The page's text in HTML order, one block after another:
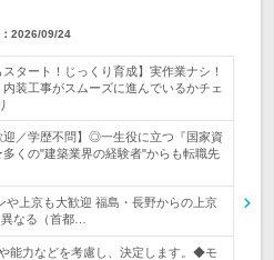
2026/09/24
スタート！じっくり育成】実作業ナシ！
装工事がスムーズに進んでいるかチェ
迎／学歴不問】◎一生役に立つ『国家資
くの"建築業界の経験者"からも転職先
上京も大歓迎 福島・長野からの上京
なる（首都…
能力などを考慮し、決定します。◆モ